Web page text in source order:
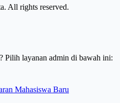
All rights reserved.
Pilih layanan admin di bawah ini:
Mahasiswa Baru